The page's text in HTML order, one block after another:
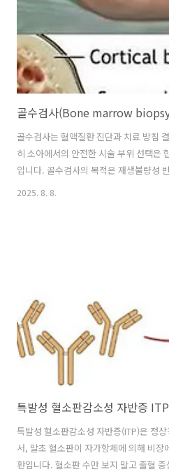
골수검사는 혈액질환 진단과 치료 방침
히 소아에서의 안전한 시술 부위 선택은
입니다. 골수검사의 목적은 재생불량성
형성이상증후군 등 혈액질환 진단을 위해
위해서입니다. 즉, 조혈 부전 인지 파괴
지, 생성은 정상이나 파괴가되는것인지
이외에서도, 악성 종양의 골수 침범 여부
골수 회복 정도를 평가합니다. 골수검사
2세 미만 영유아에서는 정강이에서 채
(proximal ..
2025. 8. 8.
특발성 혈소판감소성 자반증(ITP)은 정
서, 말초 혈소판이 자가항체에 의해 비장
환입니다. 혈소판 수만 보지 말고 출혈